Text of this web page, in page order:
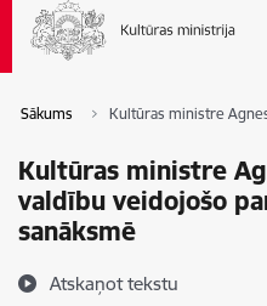
Sākums Kultūras ministre
Kultūras ministre
valdību veidojošo
sanāksmē
Atskaņot tekstu